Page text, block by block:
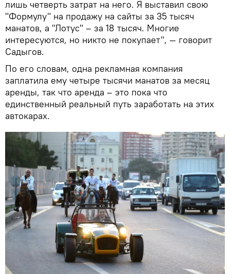
лишь четверть затрат на него. Я выставил свою
"Формулу" на продажу на сайты за 35 тысяч
манатов, а "Лотус" – за 18 тысяч. Многие
интересуются, но никто не покупает", — говорит
Садыгов.
По его словам, одна рекламная компания
заплатила ему четыре тысячи манатов за месяц
аренды, так что аренда – это пока что
единственный реальный путь заработать на этих
автокарах.